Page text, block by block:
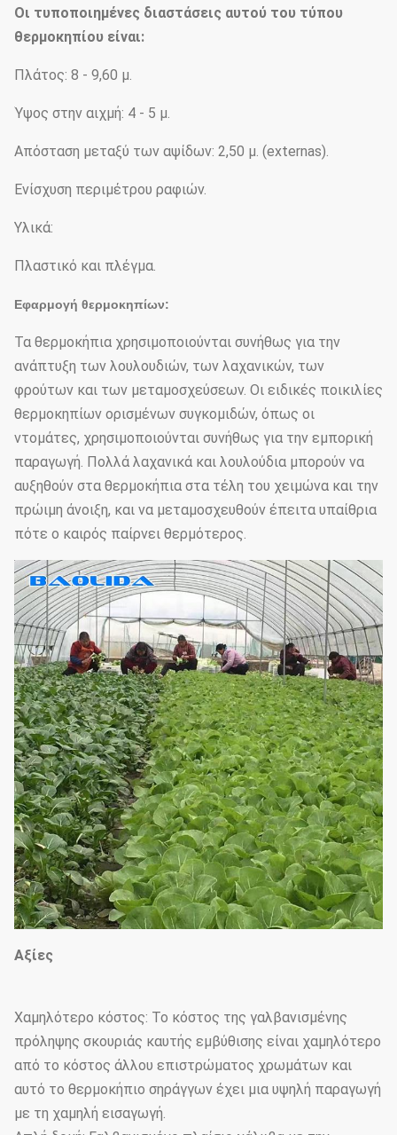
Οι τυποποιημένες διαστάσεις αυτού του τύπου
θερμοκηπίου είναι:
Πλάτος: 8 - 9,60 μ.
Ύψος στην αιχμή: 4 - 5 μ.
Απόσταση μεταξύ των αψίδων: 2,50 μ. (externas).
Ενίσχυση περιμέτρου ραφιών.
Υλικά:
Πλαστικό και πλέγμα.
Εφαρμογή θερμοκηπίων:
Τα θερμοκήπια χρησιμοποιούνται συνήθως για την
ανάπτυξη των λουλουδιών, των λαχανικών, των
φρούτων και των μεταμοσχεύσεων. Οι ειδικές ποικιλίες
θερμοκηπίων ορισμένων συγκομιδών, όπως οι
ντομάτες, χρησιμοποιούνται συνήθως για την εμπορική
παραγωγή. Πολλά λαχανικά και λουλούδια μπορούν να
αυξηθούν στα θερμοκήπια στα τέλη του χειμώνα και την
πρώιμη άνοιξη, και να μεταμοσχευθούν έπειτα υπαίθρια
πότε ο καιρός παίρνει θερμότερος.
Αξίες
Χαμηλότερο κόστος: Το κόστος της γαλβανισμένης
πρόληψης σκουριάς καυτής εμβύθισης είναι χαμηλότερο
από το κόστος άλλου επιστρώματος χρωμάτων και
αυτό το θερμοκήπιο σηράγγων έχει μια υψηλή παραγωγή
με τη χαμηλή εισαγωγή.